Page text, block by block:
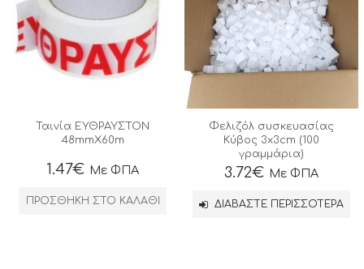
Ταινία ΕΥΘΡΑΥΣΤΟΝ
48mmX60m
1.47€ Με ΦΠΑ
ΠΡΟΣΘΉΚΗ ΣΤΟ ΚΑΛΆΘΙ
Φελιζόλ συσκευασίας
Kύβος 3x3cm (100
γραμμάρια)
3.72€ Με ΦΠΑ
ΔΙΑΒΆΣΤΕ ΠΕΡΙΣΣΌΤΕΡΑ